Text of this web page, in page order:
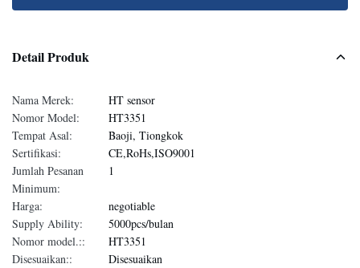
Detail Produk
Nama Merek:
HT sensor
Nomor Model:
HT3351
Tempat Asal:
Baoji, Tiongkok
Sertifikasi:
CE,RoHs,ISO9001
Jumlah Pesanan
Minimum:
1
Harga:
negotiable
Supply Ability:
5000pcs/bulan
Nomor model.::
HT3351
Disesuaikan::
Disesuaikan